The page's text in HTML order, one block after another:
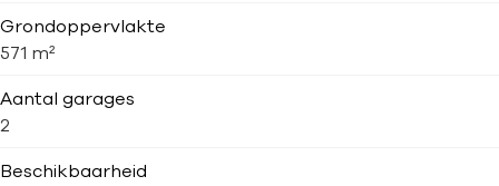
Grondoppervlakte
571 m²
Aantal garages
2
Beschikbaarheid